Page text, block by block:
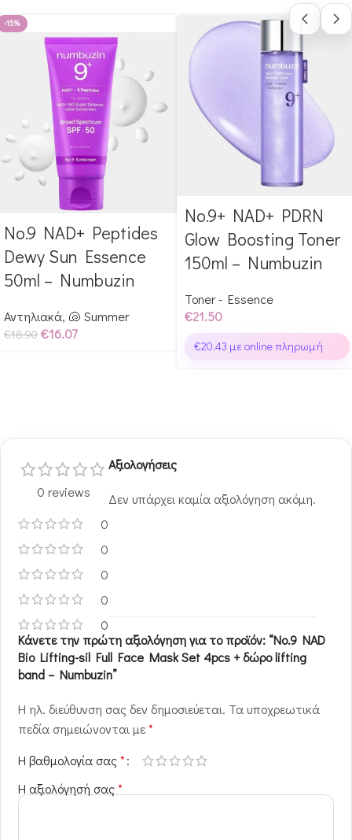
-15%
Αγόρασε & κέρδισε 189
Glow Points!
No.9 NAD+ Peptides
Dewy Sun Essence
50ml – Numbuzin
Αντηλιακά, 🐚 Summer
€18.90 €16.07
Αγόρασε & κέρδισε 215
Glow Points!
No.9+ NAD+ PDRN
Glow Boosting Toner
150ml – Numbuzin
Toner - Essence
€21.50
€20.43 με online πληρωμή
0 reviews
0
0
0
0
0
Αξιολογήσεις
Δεν υπάρχει καμία αξιολόγηση ακόμη.
Κάνετε την πρώτη αξιολόγηση για το προϊόν: “No.9 NAD
Bio Lifting-sil Full Face Mask Set 4pcs + δώρο lifting
band – Numbuzin”
Η ηλ. διεύθυνση σας δεν δημοσιεύεται. Τα υποχρεωτικά
πεδία σημειώνονται με*
Η βαθμολογία σας*
Η αξιολόγησή σας*